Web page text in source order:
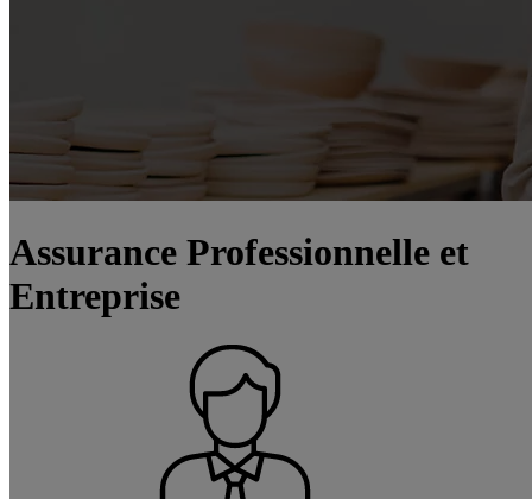
Assurance Professionnelle et
Entreprise